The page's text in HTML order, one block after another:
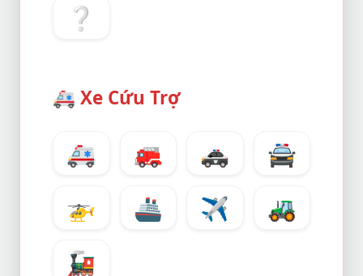
❔
🚑 Xe Cứu Trợ
🚑 🚒 🚓
🚔
🚁
🚢 ✈️
🚜
🚂